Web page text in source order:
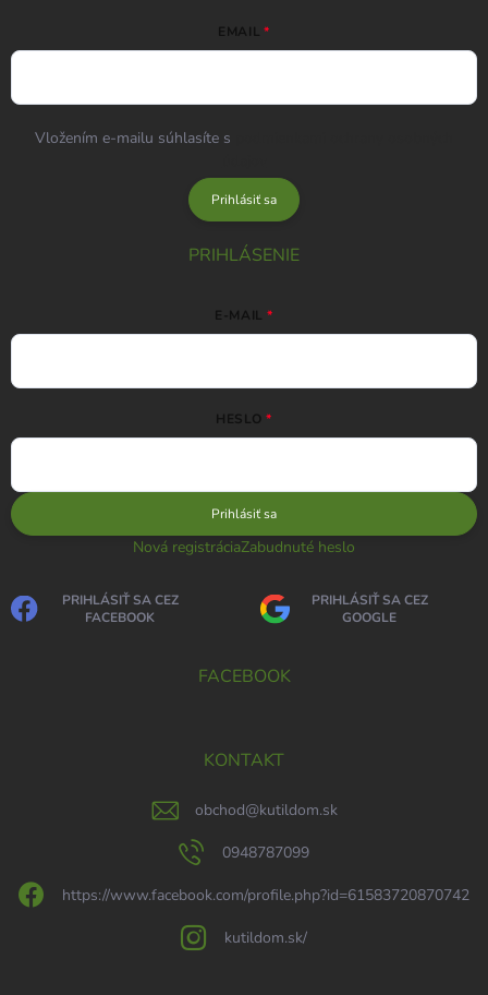
EMAIL
Vložením e-mailu súhlasíte s
Prihlásiť sa
PRIHLÁSENIE
E-MAIL
HESLO
Prihlásiť sa
Nová registráciaZabudnuté heslo
PRIHLÁSIŤ SA CEZ
FACEBOOK
PRIHLÁSIŤ SA CEZ
GOOGLE
FACEBOOK
KONTAKT
obchod@kutildom.sk
0948787099
https://www.facebook.com/profile.php?id=61583720870742
kutildom.sk/